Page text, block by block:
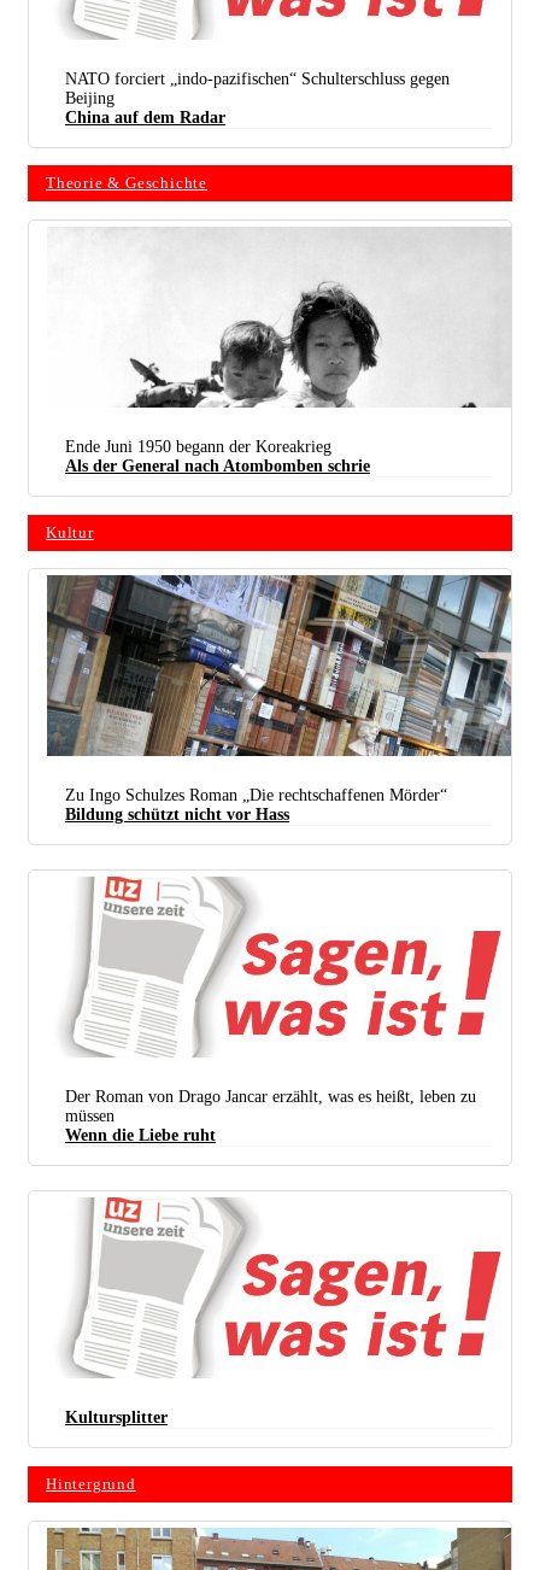
NATO forciert „indo-pazifischen“ Schulterschluss gegen
Beijing
China auf dem Radar
Theorie & Geschichte
Koreanisches Mädchen mit seinem Bruder, im Hintergrund ein US-Panzer (Foto: Foto: US
Government / National Archives and Records Administration)
Ende Juni 1950 begann der Koreakrieg
Als der General nach Atombomben schrie
Kultur
Auslage eines Antiquariats: Stöbern erwünscht (Foto:ibrary_mistress / flickr.com / CC BY-SA 2.0
Zu Ingo Schulzes Roman „Die rechtschaffenen Mörder“
Bildung schützt nicht vor Hass
Der Roman von Drago Jancar erzählt, was es heißt, leben zu
müssen
Wenn die Liebe ruht
Kultursplitter
Hintergrund